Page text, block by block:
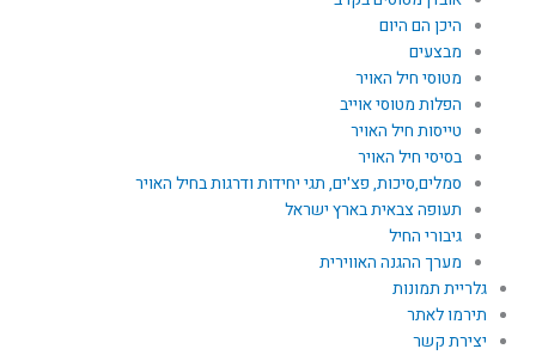
היכן הם היום
מבצעים
מטוסי חיל האויר
הפלות מטוסי אוייב
טייסות חיל האויר
בסיסי חיל האויר
סמלים,סיכות, פצ'ים, תגי יחידות ודרגות בחיל האויר
תעופה צבאית בארץ ישראל
גיבורי החיל
מערך ההגנה האווירית
גלריית תמונות
תירמו לאתר
יצירת קשר